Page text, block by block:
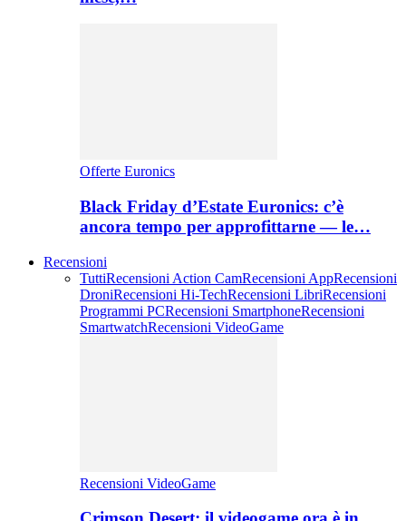
Offerte Euronics
Black Friday d’Estate Euronics: c’è
ancora tempo per approfittarne — le…
Recensioni
TuttiRecensioni Action CamRecensioni AppRecensioni
DroniRecensioni Hi-TechRecensioni LibriRecensioni
Programmi PCRecensioni SmartphoneRecensioni
SmartwatchRecensioni VideoGame
Recensioni VideoGame